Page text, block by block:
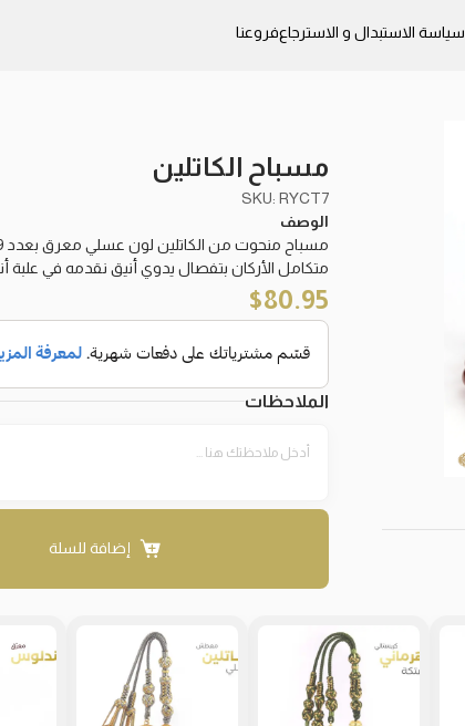
سياسة الاستبدال و الاسترجاعفروعنا
مسباح الكاتلين
SKU: RYCT7
الوصف
مسباح منحوت من الكاتلين لون عسلي معرق بعدد 39 خرزة زيتونية متوسطة متوج بطقم تمليكة فاخر
متكامل الأركان بتفصال يدوي أنيق نقدمه في علبة
80.95
$
الملاحظات
إضافة للسلة